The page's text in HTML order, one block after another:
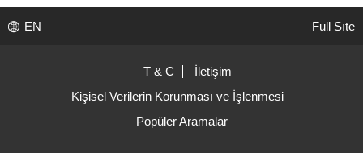
EN Full Sıte
T & C
İletişim
Kişisel Verilerin Korunması ve İşlenmesi
Popüler Aramalar